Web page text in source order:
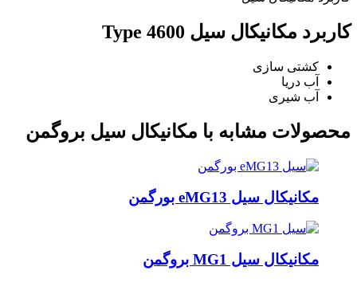
کاربرد مکانیکال سیل Type 4600
کشتی سازی
آب دریا
آب شیری
محصولات مشابه با مکانیکال سیل بروگمن
مکانیکال سیل eMG13 بورگمن
مکانیکال سیل MG1 بروگمن